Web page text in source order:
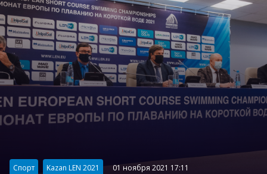
Категория:
Спорт Kazan LEN 2021 01 ноября 2021 17:11